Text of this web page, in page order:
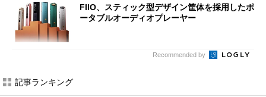
FIIO、スティック型デザイン筐体を採用したポ
ータブルオーディオプレーヤー
Recommended by
記事ランキング